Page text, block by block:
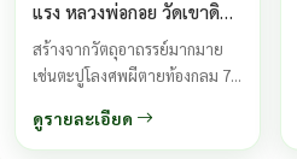
แรง หลวงพ่อกอย วัดเขาดิน
ใต้ ปี 2553
สร้างจากวัตถุอาถรรย์มากมาย
เช่นตะปูโลงศพผีตายท้องกลม 7
เผาศพเชิงตะกอน พร้อมด้วยแผ่น
ยันต์กำเนิดอาการ32 ...
ดูรายละเอียด